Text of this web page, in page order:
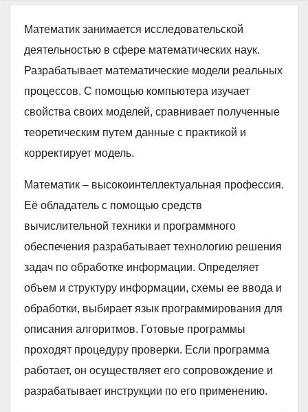
Математик занимается исследовательской
деятельностью в сфере математических наук.
Разрабатывает математические модели реальных
процессов. С помощью компьютера изучает
свойства своих моделей, сравнивает полученные
теоретическим путем данные с практикой и
корректирует модель.
Математик – высокоинтеллектуальная профессия.
Её обладатель с помощью средств
вычислительной техники и программного
обеспечения разрабатывает технологию решения
задач по обработке информации. Определяет
объем и структуру информации, схемы ее ввода и
обработки, выбирает язык программирования для
описания алгоритмов. Готовые программы
проходят процедуру проверки. Если программа
работает, он осуществляет его сопровождение и
разрабатывает инструкции по его применению.